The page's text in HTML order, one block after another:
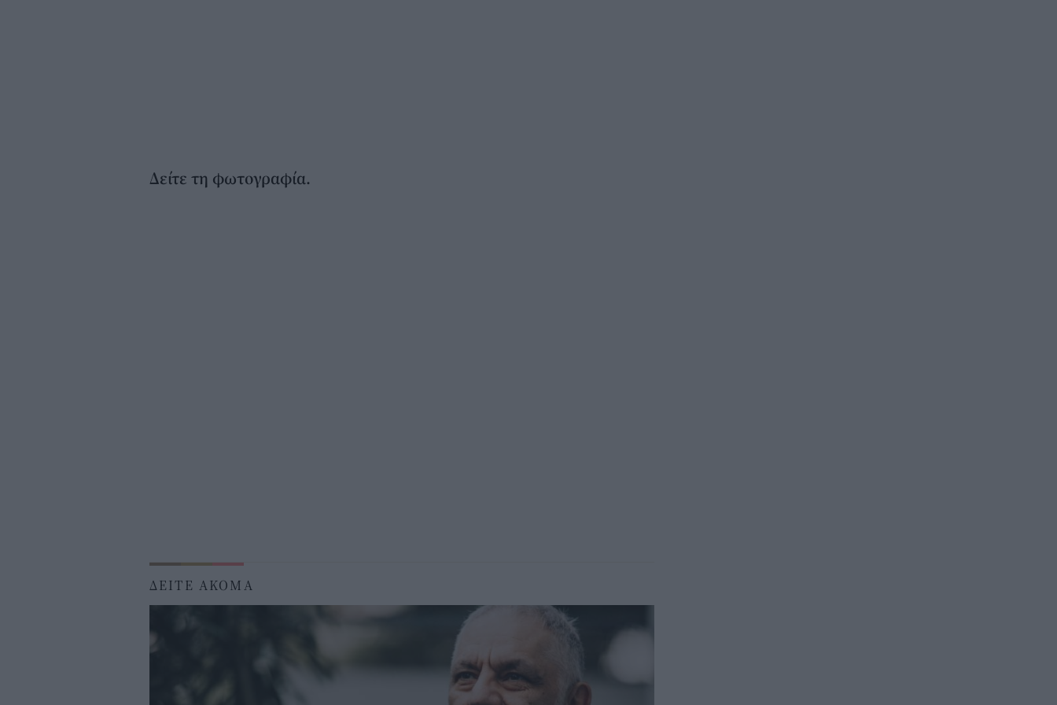
Δείτε τη φωτογραφία.
ΔΕΙΤΕ ΑΚΟΜΑ